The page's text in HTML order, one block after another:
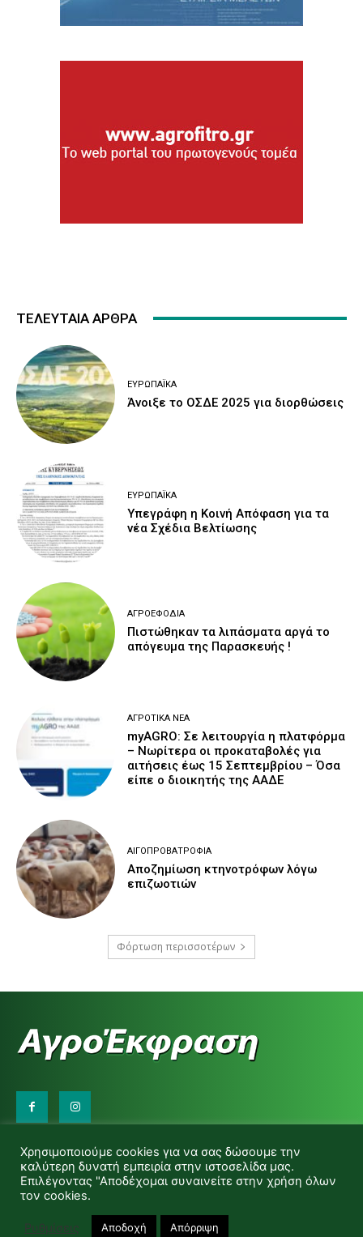
ΤΕΛΕΥΤΑΙΑ ΑΡΘΡΑ
ΕΥΡΩΠΑΪΚΆ
Άνοιξε το ΟΣΔΕ 2025 για διορθώσεις
ΕΥΡΩΠΑΪΚΆ
Υπεγράφη η Κοινή Απόφαση για τα
νέα Σχέδια Βελτίωσης
ΑΓΡΟΕΦΌΔΙΑ
Πιστώθηκαν τα λιπάσματα αργά το
απόγευμα της Παρασκευής !
ΑΓΡΟΤΙΚΆ ΝΈΑ
myAGRO: Σε λειτουργία η πλατφόρμα
– Νωρίτερα οι προκαταβολές για
αιτήσεις έως 15 Σεπτεμβρίου – Όσα
είπε ο διοικητής της ΑΑΔΕ
ΑΙΓΟΠΡΟΒΑΤΡΟΦΊΑ
Αποζημίωση κτηνοτρόφων λόγω
επιζωοτιών
Φόρτωση περισσοτέρων
d.makas@yahoo.gr
info@agrofitro.gr
Μακάς Ντίνος
Χρησιμοποιούμε cookies για να σας δώσουμε την
καλύτερη δυνατή εμπειρία στην ιστοσελίδα μας.
Επιλέγοντας "Αποδέχομαι συναινείτε στην χρήση όλων
τον cookies.
Ρυθμίσεις Αποδοχή Απόρριψη